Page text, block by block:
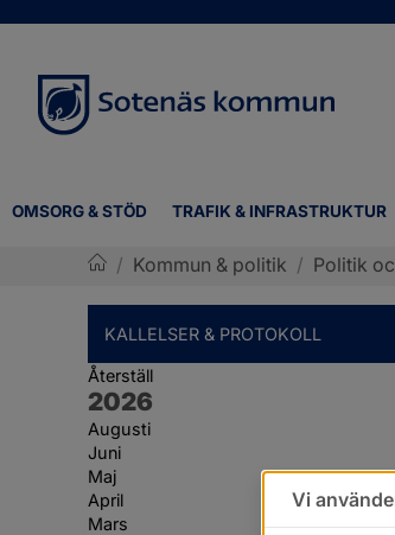
OMSORG & STÖD TRAFIK & INFRASTRUKTUR
/ Kommun & politik / Politik
KALLELSER & PROTOKOLL
Återställ
År:
2026
Augusti
Juni
Maj
April
Mars
Vi